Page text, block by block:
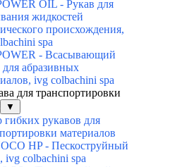
OIL - Рукав для
жидкостей
происхождения,
spa
- Всасывающий
для абразивных
ivg colbachini spa
для транспортировки
▼
гибких рукавов для
материалов
HP - Пескоструйный
ivg colbachini spa